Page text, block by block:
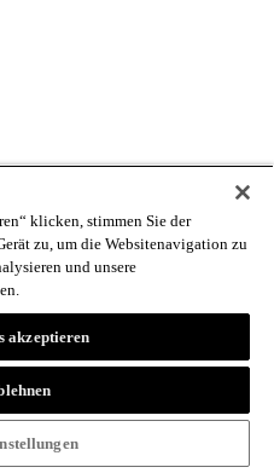
klicken, stimmen Sie der
zu, um die Websitenavigation zu
und unsere
akzeptieren